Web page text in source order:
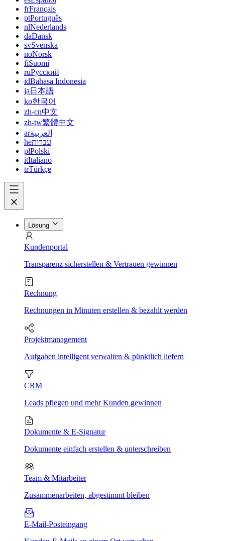
frFrançais
ptPortuguês
nlNederlands
daDansk
svSvenska
noNorsk
fiSuomi
ruРусский
idBahasa Indonesia
ja 日本語
ko한국어
zh-cn中文
zh-tw繁體中文
arالعربية
heעברית
plPolski
itItaliano
trTürkçe
Lösung
Kundenportal
Transparenz sicherstellen & Vertrauen gewinnen
Rechnung
Rechnungen in Minuten erstellen & bezahlt werden
Projektmanagement
Aufgaben intelligent verwalten & pünktlich liefern
CRM
Leads pflegen und mehr Kunden gewinnen
Dokumente & E-Signatur
Dokumente einfach erstellen & unterschreiben
Team & Mitarbeiter
Zusammenarbeiten, abgestimmt bleiben
E-Mail-Posteingang